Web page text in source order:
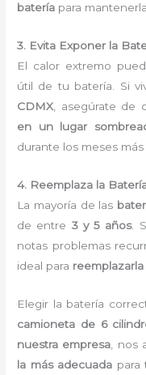
batería para
3. Evita Exponer la
El calor extremo
útil de tu batería. Si
CDMX , asegúrate de
en un lugar
durante los meses más
4. Reemplaza la
La mayoría de las
de entre 3 y 5 años.
notas problemas
ideal para
Elegir la batería
camioneta de 6
nuestra empresa ,
la más adecuada para